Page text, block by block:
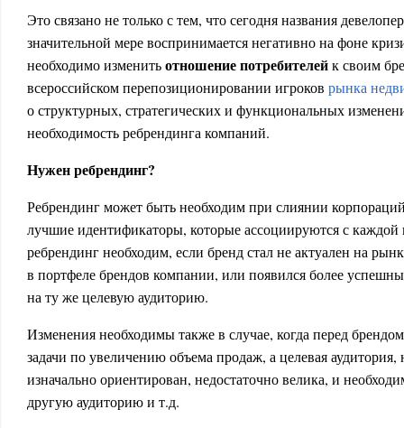
Это связано не только с тем, что сегодня названия
значительной мере воспринимается негативно на фоне
необходимо изменитьотношение потребителейк своим
всероссийском перепозиционировании игроков рынка
о структурных, стратегических и функциональных
необходимость ребрендинга компаний.
Нужен ребрендинг?
Ребрендинг может быть необходим при слиянии
лучшие идентификаторы, которые ассоциируются с
ребрендинг необходим, если бренд стал не актуален на
в портфеле брендов компании, или появился более
на ту же целевую аудиторию.
Изменения необходимы также в случае, когда перед
задачи по увеличению объема продаж, а целевая
изначально ориентирован, недостаточно велика, и
другую аудиторию и т.д.